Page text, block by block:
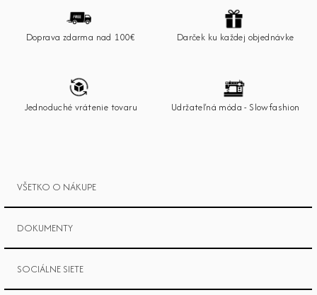
Doprava zdarma nad 100€ Darček ku každej objednávke
Jednoduché vrátenie tovaru Udržateľná móda - Slowfashion
VŠETKO O NÁKUPE
DOKUMENTY
SOCIÁLNE SIETE